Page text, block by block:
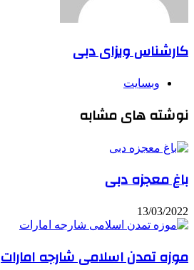
کارشناس ویزای دبی
وبسایت
نوشته های مشابه
باغ معجزه دبی
13/03/2022
موزه تمدن اسلامی شارجه امارات